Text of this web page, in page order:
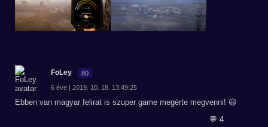
FoLey 80
6 éve | 2019. 10. 18. 13:49:25
Ebben van magyar felirat is szuper game megérte megvenni! 😃
💬 4